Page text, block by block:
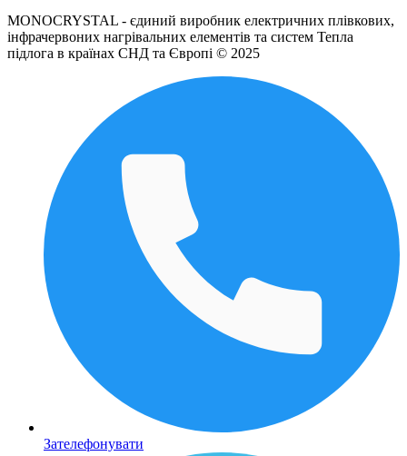
MONOCRYSTAL - єдиний виробник електричних плівкових,
інфрачервоних нагрівальних елементів та систем Тепла
підлога в країнах СНД та Європі © 2025
Зателефонувати